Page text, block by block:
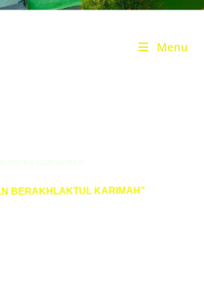
Menu
KARIMAH"